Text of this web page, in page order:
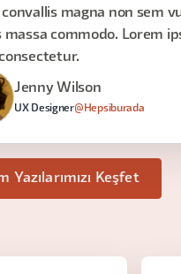
convallis magna non sem
massa commodo. Lorem
Jenny Wilson
UX Designer@Hepsiburada
Yazılarımızı Keşfet